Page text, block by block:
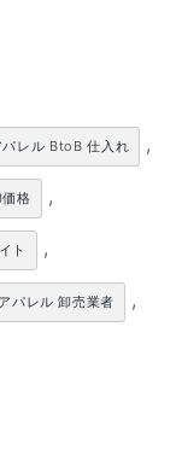
パレル BtoB 仕入れ ,
格 ,
ト ,
アパレル 卸売業者 ,